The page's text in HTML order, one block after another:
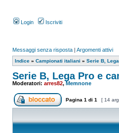
Login Iscriviti
Messaggi senza risposta | Argomenti attivi
Indice » Campionati italiani » Serie B,
Serie B, Lega Pro e
Moderatori: arres82,Memnone
Pagina 1 di 1 [ 14